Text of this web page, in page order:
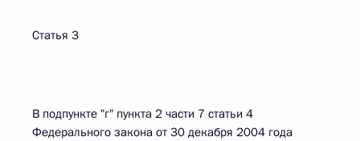
Статья 3
В подпункте "г" пункта 2 части 7 статьи 4
Федерального закона от 30 декабря 2004 года